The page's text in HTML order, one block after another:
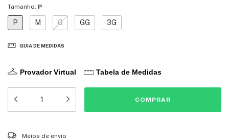
Tamanho: P
P M G GG 3G
GUIA DE MEDIDAS
Provador Virtual Tabela de Medidas
Entregas para o CEP:
Meios de envio